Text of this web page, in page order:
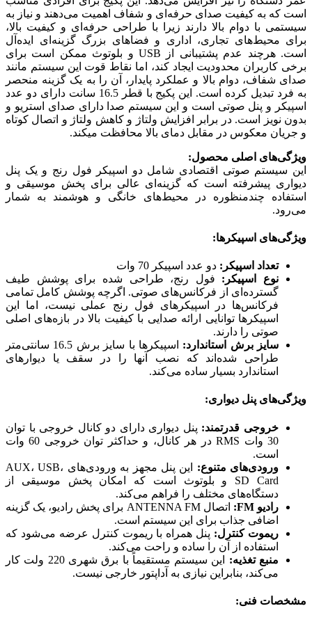
است که به کیفیت صدای حرفه‌ای و شفاف اهمیت می‌دهند و نیاز به
سیستمی با دوام بالا دارند زیرا با طراحی حرفه‌ای و کیفیت بالا،
برای محیط‌های تجاری، اداری و فضاهای بزرگ گزینه‌ای ایده‌آل
است. هرچند عدم پشتیبانی از USB و بلوتوث ممکن است برای
برخی کاربران محدودیت ایجاد کند، اما نقاط قوت این سیستم مانند
صدای شفاف، دوام بالا و عملکرد پایدار، آن را به یک گزینه منحصر
به‌ فرد تبدیل کرده است. این پکیج با قطر 16.5 سانت دارای دو عدد
اسپیکر و پنل صوتی است و این سیستم صدا دارای صدای استریو و
بدون نویز است. در برابر افزایش ولتاژ و کاهش ولتاژ و اتصال کوتاه
و جریان معکوس در مقابل دمای بالا محافظت میکند.
ویژگی‌های اصلی محصول:
این سیستم صوتی اقتصادی شامل دو اسپیکر فول رنج و یک پنل
دیواری پیشرفته است که گزینه‌ای عالی برای پخش موسیقی و
استفاده چندمنظوره در محیط‌های خانگی و هوشمند به شمار
می‌رود.
ویژگی‌های اسپیکرها:
تعداد اسپیکر: دو عدد اسپیکر 70 وات
نوع اسپیکر: فول رنج، طراحی شده برای پوشش طیف
گسترده‌ای از فرکانس‌های صوتی. اگرچه پوشش کامل تمامی
فرکانس‌ها در اسپیکرهای فول رنج عملی نیست، اما این
اسپیکرها توانایی ارائه صدایی با کیفیت بالا در بازه‌های اصلی
صوتی را دارند.
سایز برش استاندارد:
اسپیکرها با سایز برش 16.5 سانتی‌متر
طراحی شده‌اند که نصب آنها را در سقف یا دیوارهای
استاندارد بسیار ساده می‌کند.
ویژگی‌های پنل دیواری:
خروجی قدرتمند: پنل دیواری دارای دو کانال خروجی با توان
30 وات RMS در هر کانال، و حداکثر توان خروجی 60 وات
است.
ورودی‌های متنوع:
این پنل مجهز به ورودی‌های AUX، USB،
SD Card و بلوتوث است که امکان پخش موسیقی از
دستگاه‌های مختلف را فراهم می‌کند.
رادیو FM:
اتصال ANTENNA FM برای پخش رادیو، یک گزینه
اضافی جذاب برای این سیستم است.
ریموت کنترل: پنل همراه با ریموت کنترل عرضه می‌شود که
استفاده از آن را ساده و راحت می‌کند.
منبع تغذیه:
این سیستم مستقیماً با برق شهری 220 ولت کار
می‌کند، بنابراین نیازی به آداپتور خارجی نیست.
مشخصات فنی: